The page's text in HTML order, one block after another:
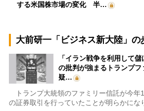
する米国株市場の変化 半…
大前研一「ビジネス新大陸」の
「イラン戦争を利用して
の批判が強まるトランプ
疑…
トランプ大統領のファミリー信託が今年
の証券取引を行っていたことが明らかにな